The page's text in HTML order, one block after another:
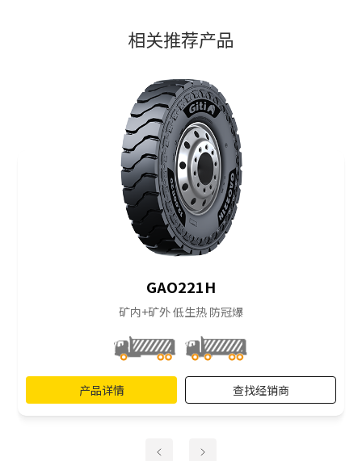
相关推荐产品
GAO221H
矿内+矿外 低生热 防冠爆
产品详情 查找经销商